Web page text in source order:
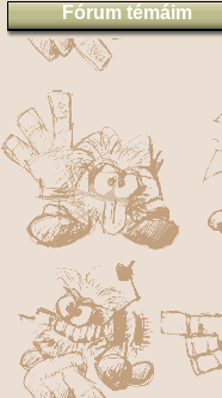
Fórum témáim